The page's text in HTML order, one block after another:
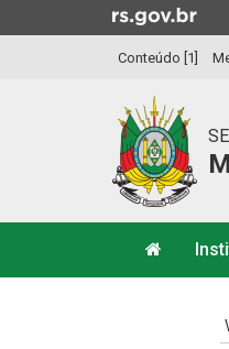
para
Ir
a
Conteúdo [1]